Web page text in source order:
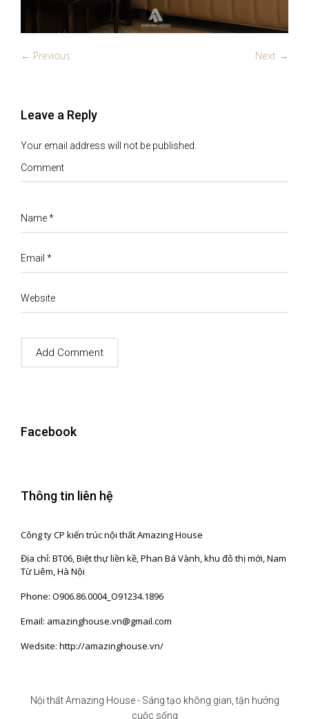
← Previous Next →
Leave a Reply
Your email address will not be published.
Comment
Name*
Email *
Website
Facebook
Thông tin liên hệ
Công ty CP kiến trúc nội thất Amazing House
Địa chỉ: BT06, Biệt thự liền kề, Phan Bá Vành, khu đô thị mới, Nam
Từ Liêm, Hà Nội
Phone: O906.86.0004_O91234.1896
Email: amazinghouse.vn@gmail.com
Wedsite: http://amazinghouse.vn/
Nội thất Amazing House - Sáng tạo không gian, tận hưởng
cuộc sống